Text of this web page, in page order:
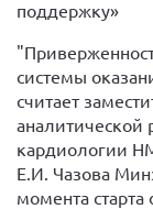
поддержку»
системы
считает
аналитической
кардиологии
Е.И. Чазова
момента